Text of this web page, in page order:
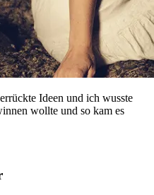
Ideen und ich wusste
wollte und so kam es